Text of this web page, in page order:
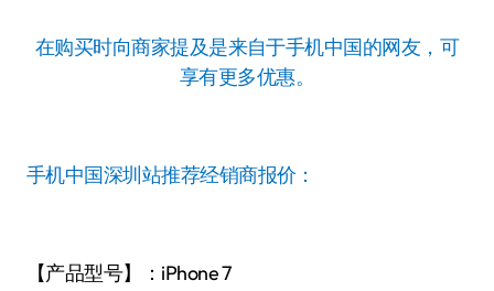
在购买时向商家提及是来自于手机中国的网友，可
享有更多优惠。
手机中国深圳站推荐经销商报价：
【产品型号】：iPhone 7